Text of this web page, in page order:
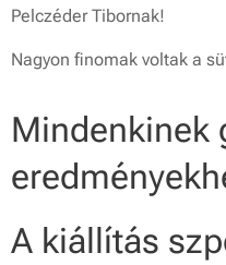
Pelczéder Tibornak!
Nagyon finomak voltak a
Mindenkinek
A kiállítás